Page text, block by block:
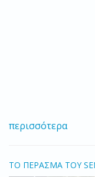
περισσότερα
TO ΠΕΡΑΣΜΑ ΤΟΥ